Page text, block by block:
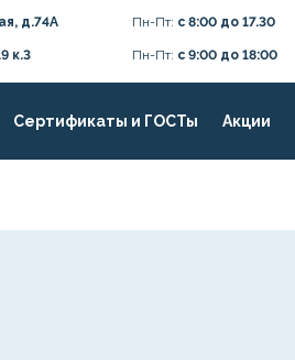
д.74А
к.3
Пн-Пт: с 8:00 до 17.30
Пн-Пт: с 9:00 до 18:00
Сертификаты и ГОСТы Акции